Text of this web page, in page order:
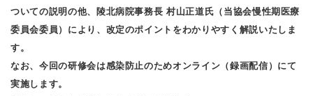
ついての説明の他、陵北病院事務長 村山正道氏（当協会慢性期医療
委員会委員）により、改定のポイントをわかりやすく解説いたしま
す。
なお、今回の研修会は感染防止のためオンライン（録画配信）にて
実施します。